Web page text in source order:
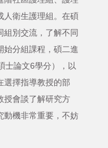
人衛生護理組。在碩
組別交流，了解不同
始分組課程，碩二進
士論文6學分），以
選擇指導教授的部
授會談了解研究方
動機非常重要，不妨